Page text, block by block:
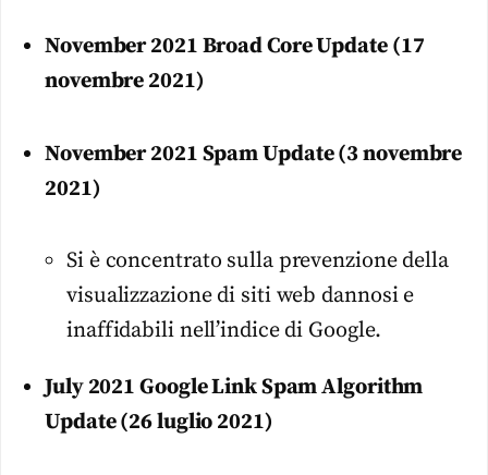
November 2021 Broad Core Update (17
novembre 2021)
November 2021 Spam Update (3 novembre
2021)
Si è concentrato sulla prevenzione della
visualizzazione di siti web dannosi e
inaffidabili nell’indice di Google.
July 2021 Google Link Spam Algorithm
Update (26 luglio 2021)